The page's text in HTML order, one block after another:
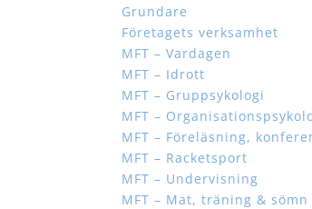
Grundare
Företagets verksamhet
MFT – Vardagen
MFT – Idrott
MFT – Gruppsykologi
MFT –
MFT – Föreläsning,
MFT – Racketsport
MFT – Undervisning
MFT – Mat, träning & sömn